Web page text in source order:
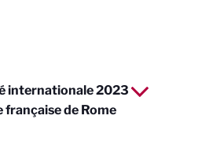
internationale 2023
française de Rome